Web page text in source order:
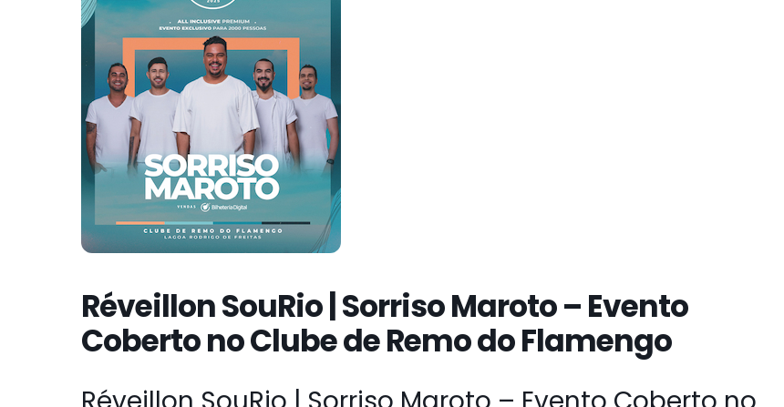
Réveillon SouRio | Sorriso Maroto – Evento
Coberto no Clube de Remo do Flamengo